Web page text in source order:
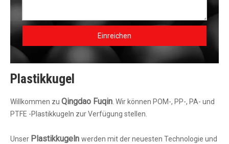
Einreichen
Plastikkugel
Willkommen zu Qingdao Fuqin . Wir können POM-, PP-, PA- und
PTFE -Plastikkugeln zur Verfügung stellen.
Unser Plastikkugeln werden mit der neuesten Technologie und